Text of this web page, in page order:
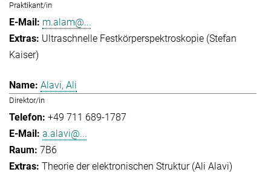
Praktikant/in
m.alam@...
Ultraschnelle Festkörperspektroskopie (Stefan
Kaiser)
Alavi, Ali
Direktor/in
+49 711 689-1787
a.alavi@...
7B6
Theorie der elektronischen Struktur (Ali Alavi)